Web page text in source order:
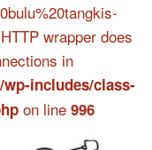
wrapper does
in
includes/class-
on line 996